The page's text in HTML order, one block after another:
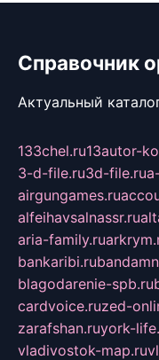
Справочник
Актуальный
133chel.ru13autor-
3-d-file.ru3d-file.ru
airgungames.ru
alfeihavsalnassr.ru
aria-family.ru
bankaribi.ru
blagodarenie-spb.ru
cardvoice.ruzed-
zarafshan.ruyork-
vladivostok-map.ru